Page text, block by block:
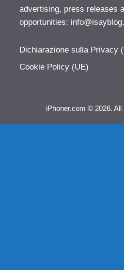
advertising, press releases
opportunities:
Dichiarazione sulla Privacy
Cookie Policy (UE)
iPhoner.com © 2026. All